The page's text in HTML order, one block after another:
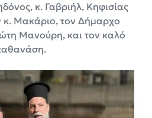
κ. Γαβριήλ, Κηφισίας
κ. Μακάριο, τον Δήμαρχο
Μανούρη, και τον καλό